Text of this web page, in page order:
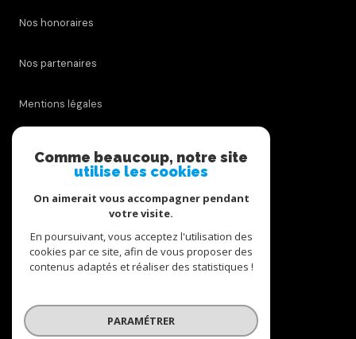
Nos honoraires
Nos partenaires
Mentions légales
Réalisé par
Comme beaucoup, notre site
utilise les cookies
On aimerait vous accompagner pendant
votre visite.
En poursuivant, vous acceptez l'utilisation des
cookies par ce site, afin de vous proposer des
contenus adaptés et réaliser des statistiques !
PARAMÉTRER